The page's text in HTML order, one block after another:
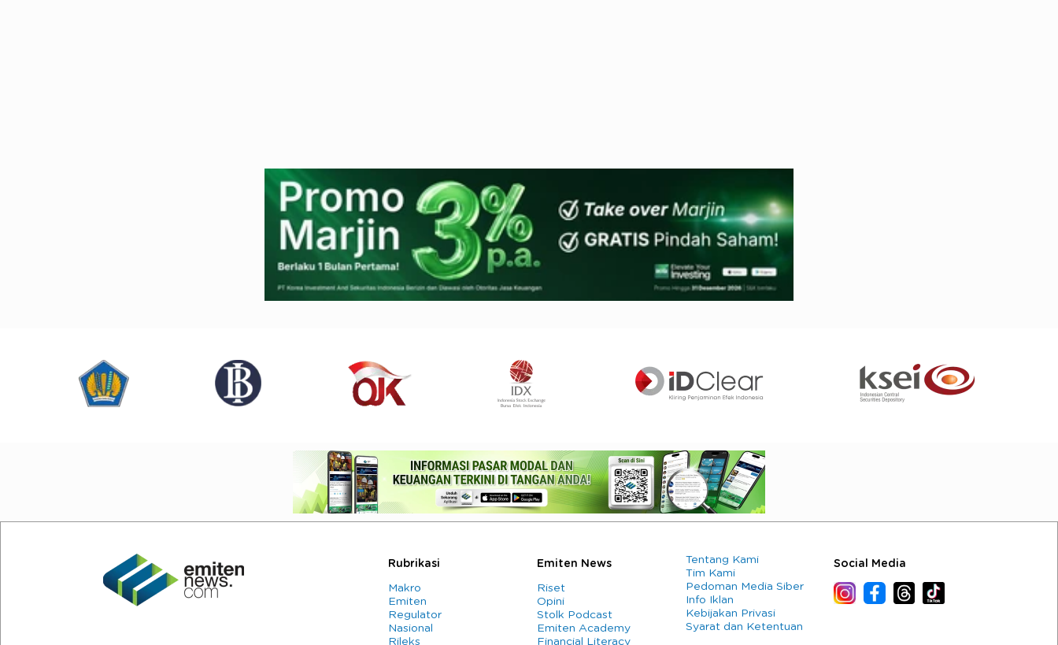
Rubrikasi
Makro
Emiten
Regulator
Nasional
Rileks
Emiten News
Riset
Opini
Stolk Podcast
Emiten Academy
Financial Literacy
Tentang Kami
Tim Kami
Pedoman Media Siber
Info Iklan
Kebijakan Privasi
Syarat dan Ketentuan
Social Media